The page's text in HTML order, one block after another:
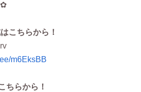
こちらから！
m6EksBB
ちらから！